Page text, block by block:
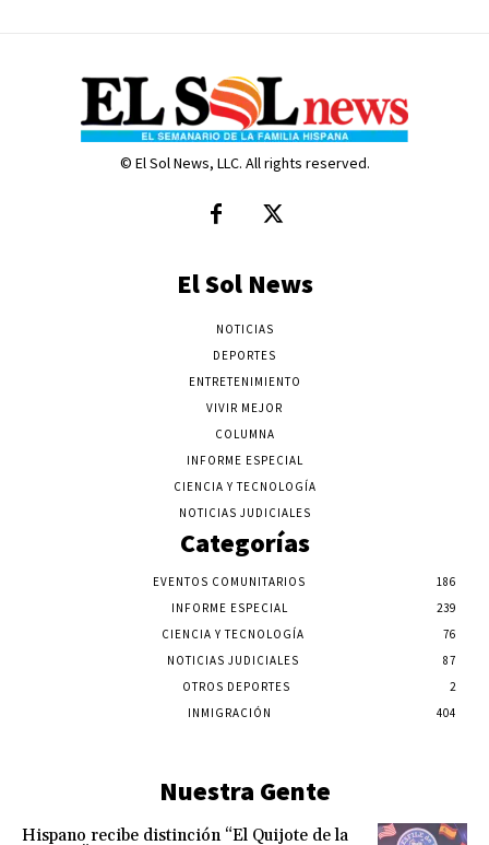
© El Sol News, LLC. All rights reserved.
El Sol News
NOTICIAS
DEPORTES
ENTRETENIMIENTO
VIVIR MEJOR
COLUMNA
INFORME ESPECIAL
CIENCIA Y TECNOLOGÍA
NOTICIAS JUDICIALES
Categorías
EVENTOS COMUNITARIOS
186
INFORME ESPECIAL
239
CIENCIA Y TECNOLOGÍA
76
NOTICIAS JUDICIALES
87
OTROS DEPORTES
2
INMIGRACIÓN
404
Nuestra Gente
Hispano recibe distinción “El Quijote de la